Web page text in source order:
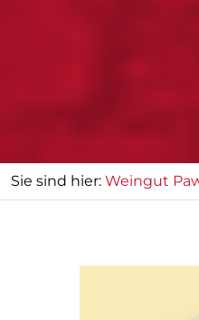
Sie sind hier: Weingut